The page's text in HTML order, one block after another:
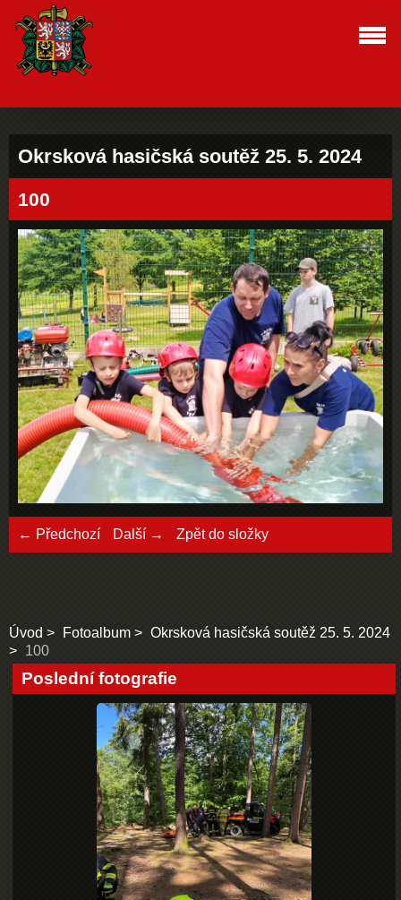
Okrsková hasičská soutěž 25. 5. 2024
100
← Předchozí Další → Zpět do složky
Úvod Fotoalbum
Okrsková hasičská soutěž 25. 5. 2024
100
Poslední fotografie